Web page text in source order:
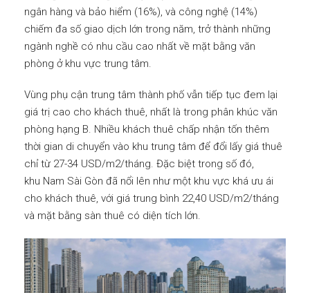
ngân hàng và bảo hiểm (16%), và công nghệ (14%)
chiếm đa số giao dịch lớn trong năm, trở thành những
ngành nghề có nhu cầu cao nhất về mặt bằng văn
phòng ở khu vực trung tâm.
Vùng phụ cận trung tâm thành phố vẫn tiếp tục đem lại
giá trị cao cho khách thuê, nhất là trong phân khúc văn
phòng hạng B. Nhiều khách thuê chấp nhận tốn thêm
thời gian di chuyển vào khu trung tâm để đổi lấy giá thuê
chỉ từ 27-34 USD/m2/tháng. Đặc biệt trong số đó,
khu Nam Sài Gòn đã nổi lên như một khu vực khá ưu ái
cho khách thuê, với giá trung bình 22,40 USD/m2/tháng
và mặt bằng sàn thuê có diện tích lớn.